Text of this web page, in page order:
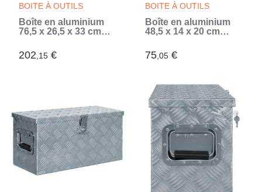
BOITE À OUTILS
Boîte en aluminium
76,5 x 26,5 x 33 cm
202,15 €
BOITE À OUTILS
Boîte en aluminium
48,5 x 14 x 20 cm
75,05 €